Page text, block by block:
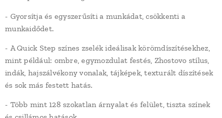
- Gyorsítja és egyszerűsíti a munkádat, csökkenti a
munkaidődet.
- A Quick Step színes zselék ideálisak körömdíszítésekhez,
mint például: ombre, egymozdulat festés, Zhostovo stílus,
indák, hajszálvékony vonalak, tájképek, texturált díszítések
és sok más festett hatás.
- Több mint 128 szokatlan árnyalat és felület, tiszta színek